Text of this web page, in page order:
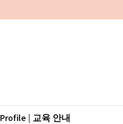
Profile | 교육 안내